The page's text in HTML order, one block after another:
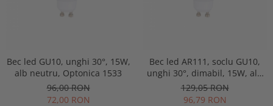
Bec led GU10, unghi 30°, 15W,
alb neutru, Optonica 1533
96,00 RON
72,00 RON
Bec led AR111, soclu GU10,
unghi 30°, dimabil, 15W, alb
neutru, Optonica 1535
129,05 RON
96,79 RON